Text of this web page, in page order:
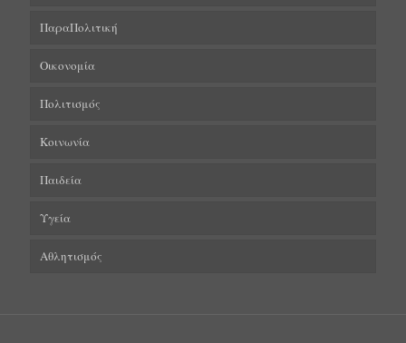
ΠαραΠολιτική
Οικονομία
Πολιτισμός
Κοινωνία
Παιδεία
Υγεία
Αθλητισμός